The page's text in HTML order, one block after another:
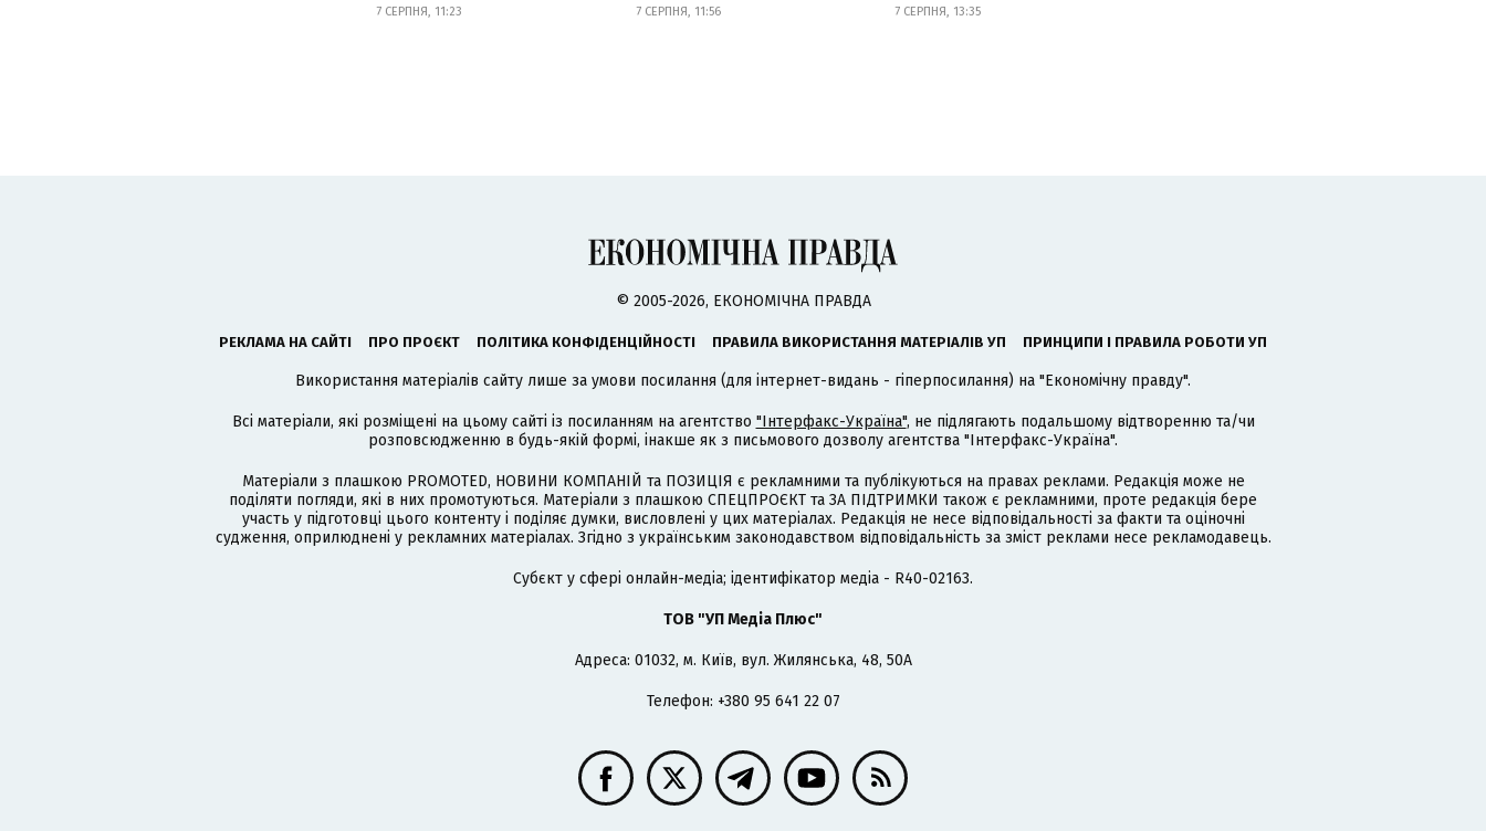
7 СЕРПНЯ, 11:23 7 СЕРПНЯ, 11:56 7 СЕРПНЯ, 13:35
© 2005-2026, ЕКОНОМІЧНА ПРАВДА
РЕКЛАМА НА САЙТІ ПРО ПРОЄКТ ПОЛІТИКА КОНФІДЕНЦІЙНОСТІ ПРАВИЛА ВИКОРИСТАННЯ МАТЕРІАЛІВ УП ПРИНЦИПИ І ПРАВИЛА РОБОТИ УП
Використання матеріалів сайту лише за умови посилання (для інтернет-видань - гіперпосилання) на "Економічну правду".
Всі матеріали, які розміщені на цьому сайті із посиланням на агентство "Інтерфакс-Україна", не підлягають подальшому відтворенню та/чи
розповсюдженню в будь-якій формі, інакше як з письмового дозволу агентства "Інтерфакс-Україна".
Матеріали з плашкою PROMOTED, НОВИНИ КОМПАНІЙ та ПОЗИЦІЯ є рекламними та публікуються на правах реклами. Редакція може не
поділяти погляди, які в них промотуються. Матеріали з плашкою СПЕЦПРОЄКТ та ЗА ПІДТРИМКИ також є рекламними, проте редакція бере
участь у підготовці цього контенту і поділяє думки, висловлені у цих матеріалах. Редакція не несе відповідальності за факти та оціночні
судження, оприлюднені у рекламних матеріалах. Згідно з українським законодавством відповідальність за зміст реклами несе рекламодавець.
Cубєкт у сфері онлайн-медіа; ідентифікатор медіа - R40-02163.
ТОВ "УП Медіа Плюс"
Адреса: 01032, м. Київ, вул. Жилянська, 48, 50А
Телефон: +380 95 641 22 07